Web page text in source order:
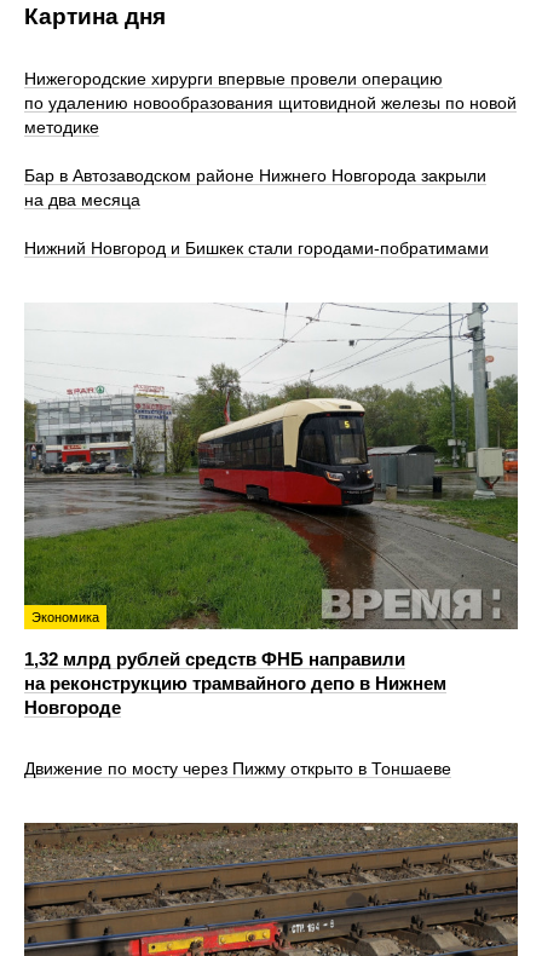
Картина дня
Нижегородские хирурги впервые провели операцию
по удалению новообразования щитовидной железы по новой
методике
Бар в Автозаводском районе Нижнего Новгорода закрыли
на два месяца
Нижний Новгород и Бишкек стали городами-побратимами
Экономика
1,32 млрд рублей средств ФНБ направили
на реконструкцию трамвайного депо в Нижнем
Новгороде
Движение по мосту через Пижму открыто в Тоншаеве